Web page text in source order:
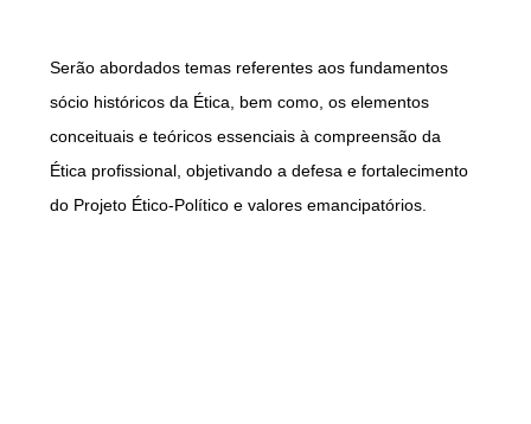
Serão abordados temas referentes aos fundamentos
sócio históricos da Ética, bem como, os elementos
conceituais e teóricos essenciais à compreensão da
Ética profissional, objetivando a defesa e fortalecimento
do Projeto Ético-Político e valores emancipatórios.